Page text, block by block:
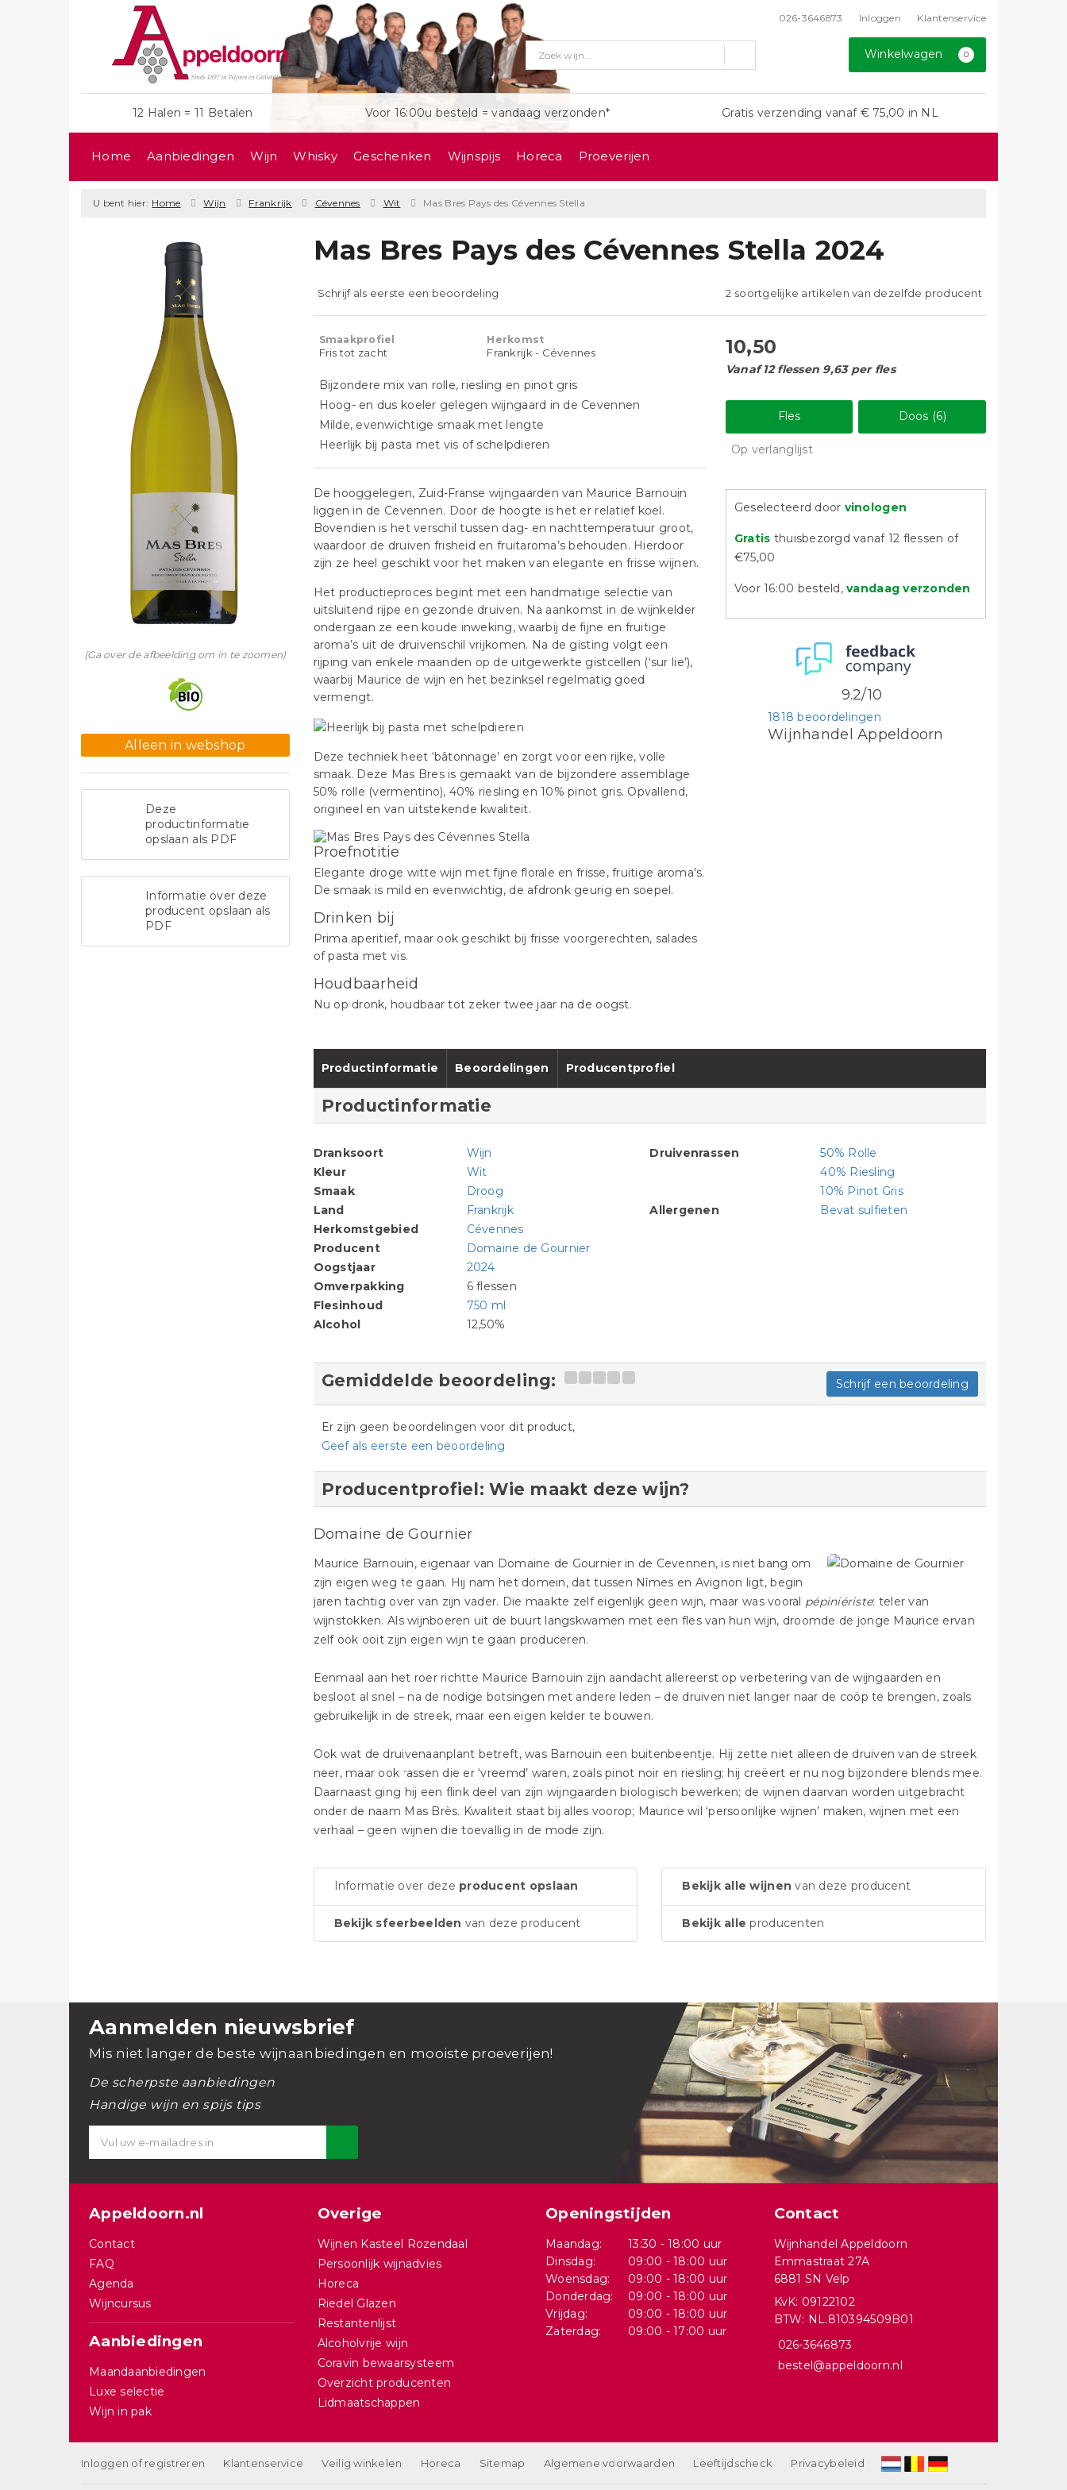
026-3646873 Inloggen Klantenservice
Winkelwagen 0
12 Halen = 11 Betalen Voor 16:00u besteld = vandaag verzonden* Gratis verzending vanaf € 75,00 in NL
Home Aanbiedingen Wijn Whisky Geschenken Wijnspijs Horeca Proeverijen
U bent hier: Home Wijn Frankrijk Cévennes Wit Mas Bres Pays des Cévennes Stella
(Ga over de afbeelding om in te zoomen)
Alleen in webshop
Deze
productinformatie
opslaan als PDF
Informatie over deze
producent opslaan als
PDF
Mas Bres Pays des Cévennes Stella 2024
Schrijf als eerste een beoordeling 2 soortgelijke artikelen van dezelfde producent
Smaakprofiel
Fris tot zacht
Herkomst
Frankrijk - Cévennes
Bijzondere mix van rolle, riesling en pinot gris
Hoog- en dus koeler gelegen wijngaard in de Cevennen
Milde, evenwichtige smaak met lengte
Heerlijk bij pasta met vis of schelpdieren
De hooggelegen, Zuid-Franse wijngaarden van Maurice Barnouin
liggen in de Cevennen. Door de hoogte is het er relatief koel.
Bovendien is het verschil tussen dag- en nachttemperatuur groot,
waardoor de druiven frisheid en fruitaroma’s behouden. Hierdoor
zijn ze heel geschikt voor het maken van elegante en frisse wijnen.
Het productieproces begint met een handmatige selectie van
uitsluitend rijpe en gezonde druiven. Na aankomst in de wijnkelder
ondergaan ze een koude inweking, waarbij de fijne en fruitige
aroma’s uit de druivenschil vrijkomen. Na de gisting volgt een
rijping van enkele maanden op de uitgewerkte gistcellen (‘sur lie’),
waarbij Maurice de wijn en het bezinksel regelmatig goed
vermengt.
Deze techniek heet ‘bâtonnage’ en zorgt voor een rijke, volle
smaak. Deze Mas Bres is gemaakt van de bijzondere assemblage
50% rolle (vermentino), 40% riesling en 10% pinot gris. Opvallend,
origineel en van uitstekende kwaliteit.
Proefnotitie
Elegante droge witte wijn met fijne florale en frisse, fruitige aroma's.
De smaak is mild en evenwichtig, de afdronk geurig en soepel.
Drinken bij
Prima aperitief, maar ook geschikt bij frisse voorgerechten, salades
of pasta met vis.
Houdbaarheid
Nu op dronk, houdbaar tot zeker twee jaar na de oogst.
10,50
Vanaf 12 flessen 9,63 per fles
Fles Doos (6)
Op verlanglijst
Geselecteerd door vinologen
Gratis thuisbezorgd vanaf 12 flessen of
€75,00
Voor 16:00 besteld,vandaag verzonden
Wijnhandel Appeldoorn
1818 beoordelingen
9.2/10
Productinformatie Beoordelingen Producentprofiel
Productinformatie
Dranksoort
Wijn
Kleur
Wit
Smaak
Droog
Land
Frankrijk
Herkomstgebied
Cévennes
Producent
Domaine de Gournier
Oogstjaar
2024
Omverpakking
6 flessen
Flesinhoud
750 ml
Alcohol
12,50%
Druivenrassen
50% Rolle
40% Riesling
10% Pinot Gris
Allergenen
Bevat sulfieten
Gemiddelde beoordeling: Schrijf een beoordeling
Er zijn geen beoordelingen voor dit product,
Geef als eerste een beoordeling
Producentprofiel: Wie maakt deze wijn?
Domaine de Gournier
Maurice Barnouin, eigenaar van Domaine de Gournier in de Cevennen, is niet bang om
zijn eigen weg te gaan. Hij nam het domein, dat tussen Nîmes en Avignon ligt, begin
jaren tachtig over van zijn vader. Die maakte zelf eigenlijk geen wijn, maar was vooral pépiniériste: teler van
wijnstokken. Als wijnboeren uit de buurt langskwamen met een fles van hun wijn, droomde de jonge Maurice ervan
zelf ook ooit zijn eigen wijn te gaan produceren.
Eenmaal aan het roer richtte Maurice Barnouin zijn aandacht allereerst op verbetering van de wijngaarden en
besloot al snel – na de nodige botsingen met andere leden – de druiven niet langer naar de coöp te brengen, zoals
gebruikelijk in de streek, maar een eigen kelder te bouwen.
Ook wat de druivenaanplant betreft, was Barnouin een buitenbeentje. Hij zette niet alleen de druiven van de streek
neer, maar ook rassen die er ‘vreemd’ waren, zoals pinot noir en riesling; hij creëert er nu nog bijzondere blends mee.
Daarnaast ging hij een flink deel van zijn wijngaarden biologisch bewerken; de wijnen daarvan worden uitgebracht
onder de naam Mas Brès. Kwaliteit staat bij alles voorop; Maurice wil ‘persoonlijke wijnen’ maken, wijnen met een
verhaal – geen wijnen die toevallig in de mode zijn.
Informatie over deze producent opslaan
Bekijk sfeerbeelden van deze producent
Bekijk alle wijnen van deze producent
Bekijk alle producenten
Aanmelden nieuwsbrief
Mis niet langer de beste wijnaanbiedingen en mooiste proeverijen!
De scherpste aanbiedingen
Handige wijn en spijs tips
Appeldoorn.nl
Contact
FAQ
Agenda
Wijncursus
Aanbiedingen
Maandaanbiedingen
Luxe selectie
Wijn in pak
Overige
Wijnen Kasteel Rozendaal
Persoonlijk wijnadvies
Horeca
Riedel Glazen
Restantenlijst
Alcoholvrije wijn
Coravin bewaarsysteem
Overzicht producenten
Lidmaatschappen
Openingstijden
Maandag:
13:30 - 18:00 uur
Dinsdag:
09:00 - 18:00 uur
Woensdag:
09:00 - 18:00 uur
Donderdag:
09:00 - 18:00 uur
Vrijdag:
09:00 - 18:00 uur
Zaterdag:
09:00 - 17:00 uur
Contact
Wijnhandel Appeldoorn
Emmastraat 27A
6881 SN Velp
KvK: 09122102
BTW: NL.810394509B01
026-3646873
bestel@appeldoorn.nl
Inloggen of registreren Klantenservice Veilig winkelen Horeca Sitemap Algemene voorwaarden Leeftijdscheck Privacybeleid